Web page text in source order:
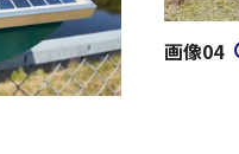
画像04